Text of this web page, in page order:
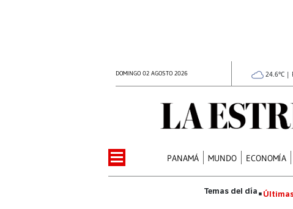
DOMINGO 02 AGOSTO 2026 24.6°C |
PANAMÁ MUNDO ECONOMÍA